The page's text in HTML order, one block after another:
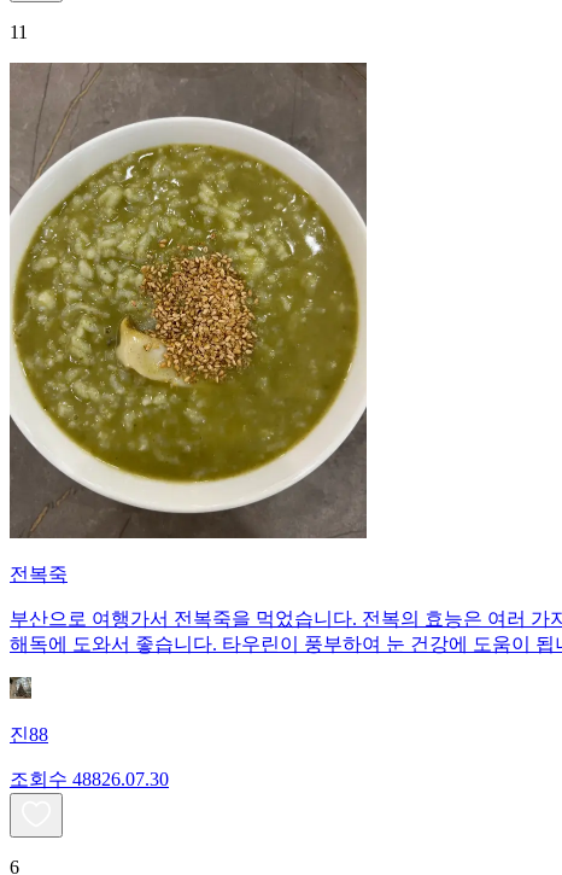
11
전복죽
부산으로 여행가서 전복죽을 먹었습니다. 전복의 효능은 여러
해독에 도와서 좋습니다. 타우린이 풍부하여 눈 건강에 도움이 됩
진88
조회수 48826.07.30
6